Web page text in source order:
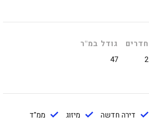
חדרים
2
גודל במ"ר
47
דירה חדשה מיזוג
ממ"ד